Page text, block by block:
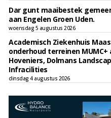
Dar gunt maaibestek
aan Engelen Groen Uden.
woensdag 5 augustus 2026
Academisch Ziekenhuis
onderhoud terreinen MUMC+
Hoveniers, Dolmans
Infracilities
dinsdag 4 augustus 2026